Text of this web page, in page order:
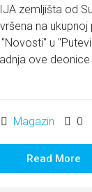
zemljišta od
na
u
ove
Magazin 0
Read More